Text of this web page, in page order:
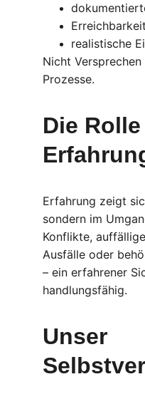
realistische
Nicht
Prozesse.
Die
Erfahrung zeigt
sondern im
Konflikte,
Ausfälle oder
– ein erfahrener
handlungsfähig.
Unser